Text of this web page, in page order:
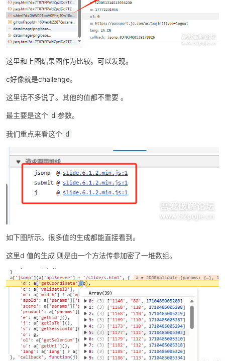
这里和上图结果图作为比较。可以发现。
c好像就是challenge。
这里话不多说了。其他的值都不重要 。
最主要是这个 d 参数。
我们重点来看这个 d
如下图所示。很多值的生成都能直接看到。
这里d 值的生成 则是由一个方法传参加密了一堆数组。